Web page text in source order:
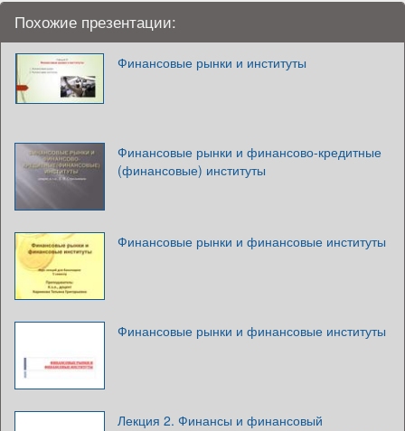
Похожие презентации:
Финансовые рынки и институты
Финансовые рынки и финансово-кредитные
(финансовые) институты
Финансовые рынки и финансовые институты
Финансовые рынки и финансовые институты
Лекция 2. Финансы и финансовый